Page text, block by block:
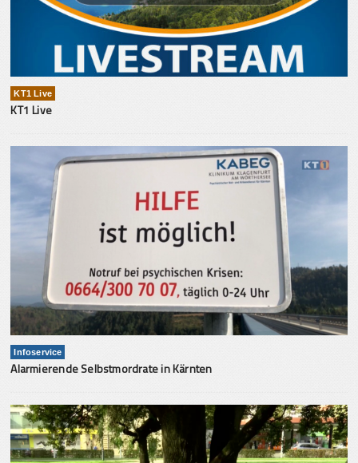
KT1 Live
KT1 Live
Infoservice
Alarmierende Selbstmordrate in Kärnten